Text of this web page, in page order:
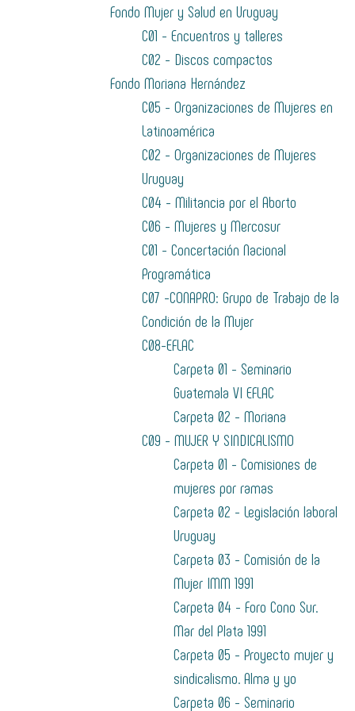
Fondo Mujer y Salud en Uruguay
C01 - Encuentros y talleres
C02 - Discos compactos
Fondo Moriana Hernández
C05 - Organizaciones de Mujeres en
Latinoamérica
C02 - Organizaciones de Mujeres
Uruguay
C04 - Militancia por el Aborto
C06 - Mujeres y Mercosur
C01 - Concertación Nacional
Programática
C07 -CONAPRO: Grupo de Trabajo de la
Condición de la Mujer
C08-EFLAC
Carpeta 01 - Seminario
Guatemala VI EFLAC
Carpeta 02 - Moriana
C09 - MUJER Y SINDICALISMO
Carpeta 01 - Comisiones de
mujeres por ramas
Carpeta 02 - Legislación laboral
Uruguay
Carpeta 03 - Comisión de la
Mujer IMM 1991
Carpeta 04 - Foro Cono Sur.
Mar del Plata 1991
Carpeta 05 - Proyecto mujer y
sindicalismo. Alma y yo
Carpeta 06 - Seminario